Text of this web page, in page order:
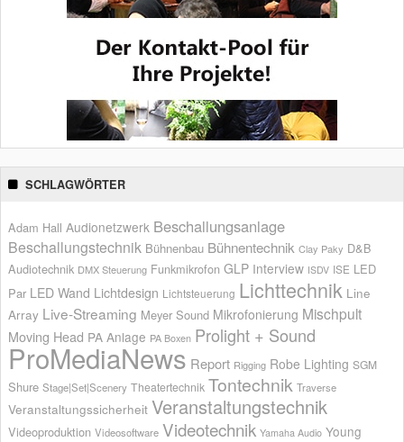
SCHLAGWÖRTER
Adam Hall Audionetzwerk Beschallungsanlage
Beschallungstechnik Bühnenbau Bühnentechnik Clay Paky D&B
Audiotechnik DMX Steuerung Funkmikrofon GLP Interview ISDV ISE LED
Par LED Wand Lichtdesign Lichtsteuerung Lichttechnik Line
Array Live-Streaming Meyer Sound Mikrofonierung Mischpult
Moving Head PA Anlage PA Boxen Prolight + Sound
ProMediaNews Report Rigging Robe Lighting SGM
Shure Stage|Set|Scenery Theatertechnik Tontechnik Traverse
Veranstaltungssicherheit Veranstaltungstechnik
Videoproduktion Videosoftware Videotechnik Yamaha Audio Young